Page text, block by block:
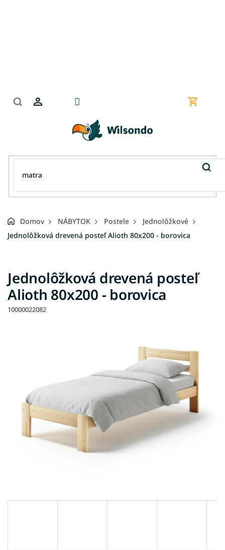
Domov NÁBYTOK Postele
Jednolôžkové
Jednolôžková drevená posteľ Alioth 80x200 - borovica
Jednolôžková drevená posteľ
Alioth 80x200 - borovica
10000022082